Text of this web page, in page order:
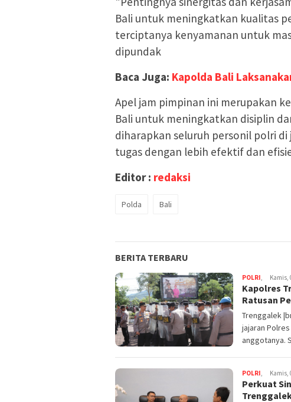
Bali untuk meningkatkan kualitas
terciptanya kenyamanan untuk
dipundak
Baca Juga: Kapolda Bali
Apel jam pimpinan ini merupakan
Bali untuk meningkatkan disiplin
diharapkan seluruh personil polri
tugas dengan lebih efektif dan
Editor : redaksi
Polda Bali
BERITA TERBARU
POLRI, Kamis,
Kapolres
Ratusan
Trenggalek
jajaran
anggotanya.
POLRI, Kamis,
Perkuat